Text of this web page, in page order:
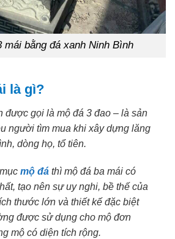
mái bằng đá xanh Ninh Bình
là gì?
được gọi là mộ đá 3 đao – là sản
người tìm mua khi xây dựng lăng
dòng họ, tổ tiên.
mộ đá thì mộ đá ba mái có
tạo nên sự uy nghi, bề thế của
thước lớn và thiết kế đặc biệt
được sử dụng cho mộ đơn
mộ có diện tích rộng.